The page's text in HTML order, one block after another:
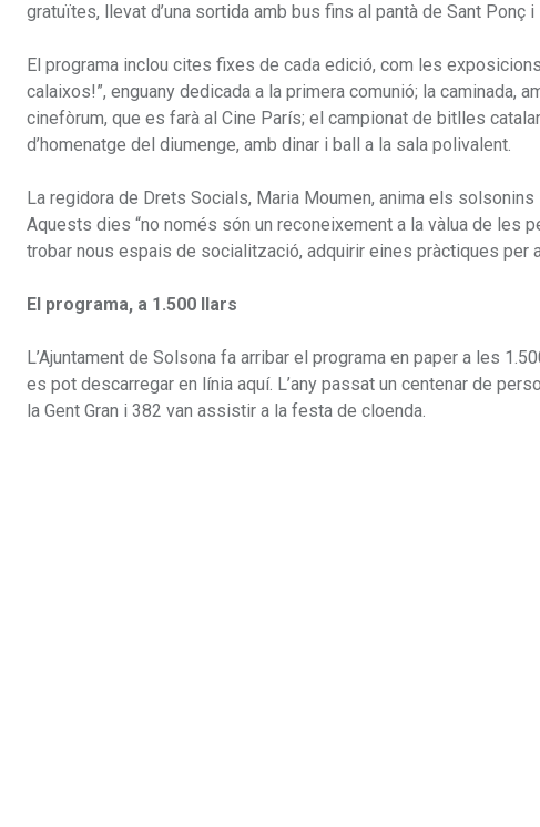
gratuïtes, llevat d’una sortida amb bus fins al pantà de Sant Ponç
El programa inclou cites fixes de cada edició, com les
calaixos!”, enguany dedicada a la primera comunió; la caminada,
cinefòrum, que es farà al Cine París; el campionat de bitlles
d’homenatge del diumenge, amb dinar i ball a la sala polivalent.
La regidora de Drets Socials, Maria Moumen, anima els
Aquests dies “no només són un reconeixement a la vàlua de les
trobar nous espais de socialització, adquirir eines pràctiques per
El programa, a 1.500 llars
L’Ajuntament de Solsona fa arribar el programa en paper a les
es pot descarregar en línia aquí. L’any passat un centenar de
la Gent Gran i 382 van assistir a la festa de cloenda.